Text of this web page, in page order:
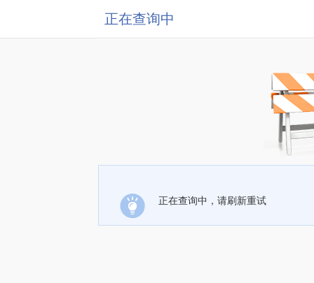
正在查询中
正在查询中，请刷新重试